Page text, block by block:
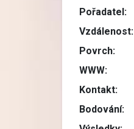
Pořadatel:
Vzdálenost:
Povrch:
WWW:
Kontakt:
Bodování: